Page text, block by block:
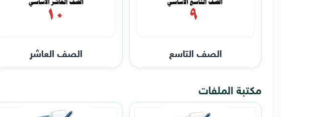
الصف التاسع الصف العاشر
مكتبة الملفات